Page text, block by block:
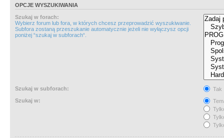
OPCJE WYSZUKIWANIA
Szukaj w forach:
Wybierz forum lub fora, w których chcesz przeprowadzić wyszukiwanie.
Subfora zostaną przeszukanie automatycznie jeżeli nie wyłączysz opcji
poniżej “szukaj w subforach“.
Szukaj w subforach:
Tak
Szukaj w: